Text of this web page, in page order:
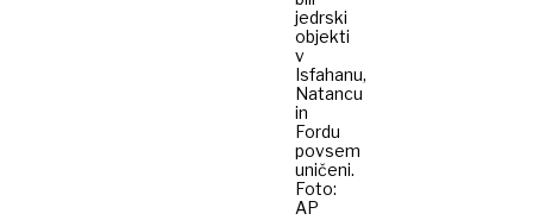
jedrski
objekti
v
Isfahanu,
Natancu
in
Fordu
povsem
uničeni.
Foto:
AP